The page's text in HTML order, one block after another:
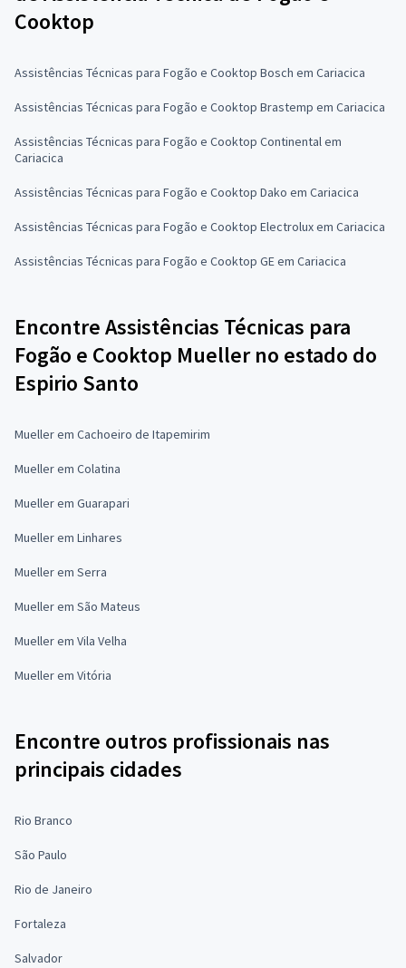
Cooktop
Assistências Técnicas para Fogão e Cooktop Bosch em Cariacica
Assistências Técnicas para Fogão e Cooktop Brastemp em Cariacica
Assistências Técnicas para Fogão e Cooktop Continental em
Cariacica
Assistências Técnicas para Fogão e Cooktop Dako em Cariacica
Assistências Técnicas para Fogão e Cooktop Electrolux em Cariacica
Assistências Técnicas para Fogão e Cooktop GE em Cariacica
Encontre Assistências Técnicas para
Fogão e Cooktop Mueller no estado do
Espirio Santo
Mueller em Cachoeiro de Itapemirim
Mueller em Colatina
Mueller em Guarapari
Mueller em Linhares
Mueller em Serra
Mueller em São Mateus
Mueller em Vila Velha
Mueller em Vitória
Encontre outros profissionais nas
principais cidades
Rio Branco
São Paulo
Rio de Janeiro
Fortaleza
Salvador